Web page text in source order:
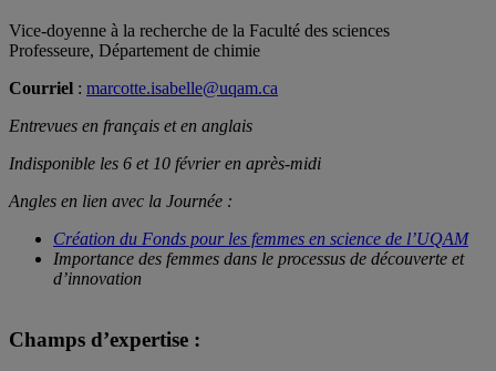
Vice-doyenne à la recherche de la Faculté des sciences
Professeure, Département de chimie
Courriel : marcotte.isabelle@uqam.ca
Entrevues en français et en anglais
Indisponible les 6 et 10 février en après-midi
Angles en lien avec la Journée :
Création du Fonds pour les femmes en science de l’UQAM
Importance des femmes dans le processus de découverte et
d’innovation
Champs d’expertise :